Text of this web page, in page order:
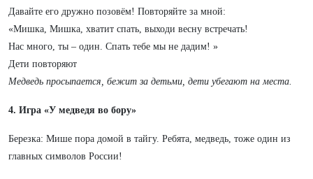
Давайте его дружно позовём! Повторяйте за мной:
«Мишка, Мишка, хватит спать, выходи весну встречать!
Нас много, ты – один. Спать тебе мы не дадим! »
Дети повторяют
Медведь просыпается, бежит за детьми, дети убегают на места.
4. Игра «У медведя во бору»
Березка: Мише пора домой в тайгу. Ребята, медведь, тоже один из
главных символов России!